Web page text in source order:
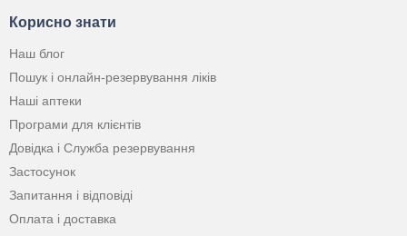
Корисно знати
Наш блог
Пошук і онлайн-резервування ліків
Наші аптеки
Програми для клієнтів
Довідка і Служба резервування
Застосунок
Запитання і відповіді
Оплата і доставка